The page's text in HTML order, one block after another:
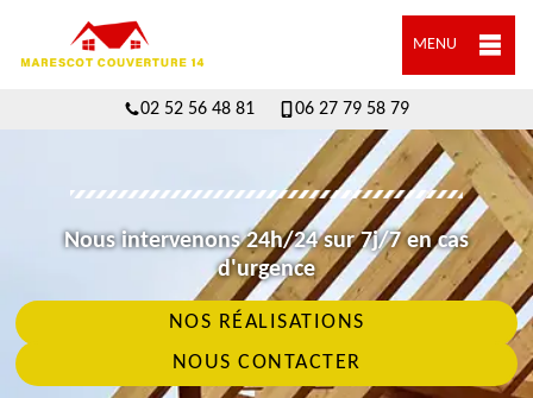
MENU
02 52 56 48 81 06 27 79 58 79
Nous intervenons 24h/24 sur 7j/7 en cas
d'urgence
NOS RÉALISATIONS
NOUS CONTACTER